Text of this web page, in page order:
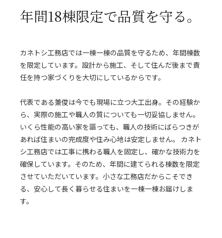
年間18棟限定で品質を守る。
カネトシ工務店では一棟一棟の品質を守るため、年間棟数
を限定しています。設計から施工、そして住んだ後まで責
任を持つ家づくりを大切にしているからです。
代表である兼俊は今でも現場に立つ大工出身。その経験か
ら、実際の施工や職人の質についても一切妥協しません。
いくら性能の高い家を謳っても、職人の技術にばらつきが
あれば住まいの完成度や住み心地は安定しません。 カネト
シ工務店では工事に携わる職人を固定し、確かな技術力を
確保しています。そのため、年間に建てられる棟数を限定
させていただいています。小さな工務店だからこそでき
る、安心して長く暮らせる住まいを一棟一棟お届けしま
す。